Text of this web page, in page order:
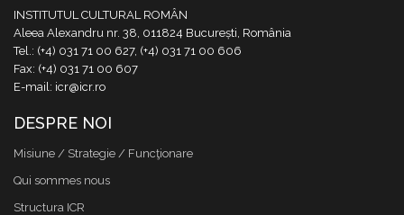
INSTITUTUL CULTURAL ROMÂN
Aleea Alexandru nr. 38, 011824 București, România
Tel.: (+4) 031 71 00 627, (+4) 031 71 00 606
Fax: (+4) 031 71 00 607
E-mail: icr@icr.ro
DESPRE NOI
Misiune / Strategie / Funcţionare
Qui sommes nous
Structura ICR